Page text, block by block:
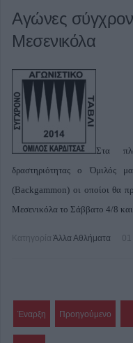
Αγώνες
Μεσενικόλα
Στα
δραστηριότητας ο Όμιλός
(Backgammon) οι οποίοι θα
Μεσενικόλα το Σάββατο 4/8
Κατηγορία Άλλα Αθλήματα
Έναρξη Προηγούμενο